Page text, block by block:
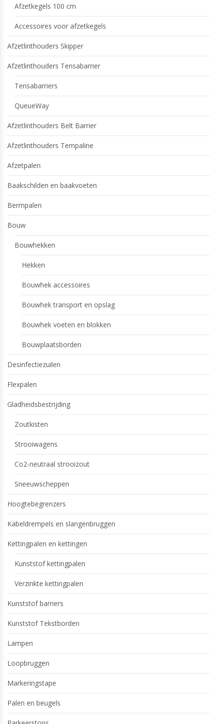
Afzetkegels 100 cm
Accessoires voor afzetkegels
Afzetlinthouders Skipper
Afzetlinthouders Tensabarrier
Tensabarriers
QueueWay
Afzetlinthouders Belt Barrier
Afzetlinthouders Tempaline
Afzetpalen
Baakschilden en baakvoeten
Bermpalen
Bouw
Bouwhekken
Hekken
Bouwhek accessoires
Bouwhek transport en opslag
Bouwhek voeten en blokken
Bouwplaatsborden
Desinfectiezuilen
Flexpalen
Gladheidsbestrijding
Zoutkisten
Strooiwagens
Co2-neutraal strooizout
Sneeuwscheppen
Hoogtebegrenzers
Kabeldrempels en slangenbruggen
Kettingpalen en kettingen
Kunststof kettingpalen
Verzinkte kettingpalen
Kunststof barriers
Kunststof Tekstborden
Lampen
Loopbruggen
Markeringstape
Palen en beugels